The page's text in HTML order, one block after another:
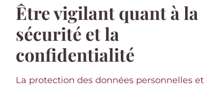
Être vigilant quant à la
sécurité et la
confidentialité
La protection des données personnelles et